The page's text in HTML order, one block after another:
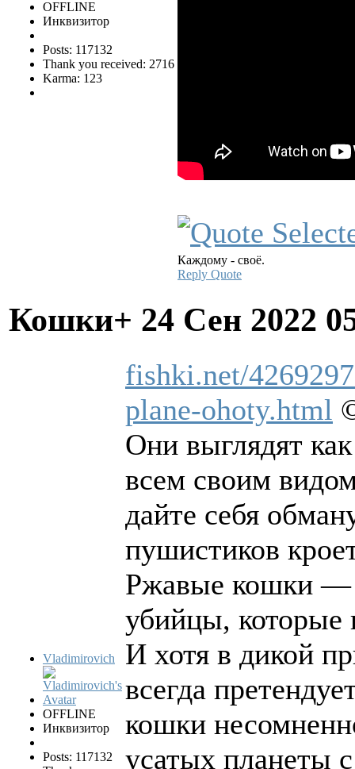
OFFLINE
Инквизитор
Posts: 117132
Thank you received: 2716
Karma: 123
Каждому - своё.
Reply Quote
Кошки+ 24 Сен 2022
Vladimirovich
OFFLINE
Инквизитор
Posts: 117132
fishki.net/
plane-ohoty.html
Они выглядят
всем своим
дайте себя
пушистиков
Ржавые кошки —
убийцы, которые
И хотя в дикой
всегда
кошки
усатых планеты